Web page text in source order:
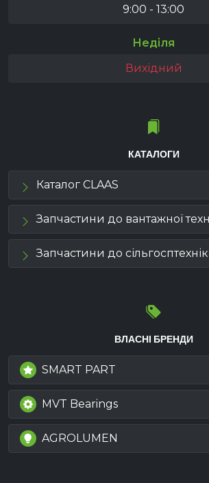
9:00 - 13:00
Неділя
Вихідний
КАТАЛОГИ
Каталог CLAAS
Запчастини до вантажної
Запчастини до
ВЛАСНІ БРЕНДИ
SMART PART
MVT Bearings
AGROLUMEN